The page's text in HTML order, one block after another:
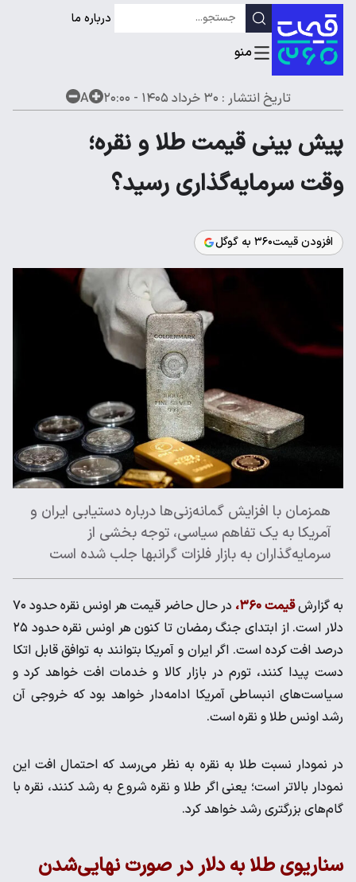
درباره ما
تاریخ انتشار : ۳۰ خرداد ۱۴۰۵ - ۲۰:۰۰ A
پیش بینی قیمت طلا و نقره؛
وقت سرمایه‌گذاری رسید؟
افزودن قیمت۳۶۰ به گوگل
همزمان با افزایش گمانه‌زنی‌ها درباره دستیابی ایران و
آمریکا به یک تفاهم سیاسی، توجه بخشی از
سرمایه‌گذاران به بازار فلزات گرانبها جلب شده است
به گزارشقیمت ۳۶۰،
در حال حاضر قیمت هر اونس نقره حدود ۷۰
دلار است. از ابتدای جنگ رمضان تا کنون هر اونس نقره حدود ۲۵
درصد افت کرده است. اگر ایران و آمریکا بتوانند به توافق قابل اتکا
دست پیدا کنند، تورم در بازار کالا و خدمات افت خواهد کرد و
سیاست‌های انبساطی آمریکا ادامه‌دار خواهد بود که خروجی آن
رشد اونس طلا و نقره است.
در نمودار نسبت طلا به نقره به نظر می‌رسد که احتمال افت این
نمودار بالاتر است؛ یعنی اگر طلا و نقره شروع به رشد کنند، نقره با
گام‌های بزرگتری رشد خواهد کرد.
سناریوی طلا به دلار در صورت نهایی‌شدن